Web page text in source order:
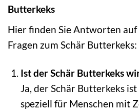
Butterkeks
Hier finden Sie Antworten
Fragen zum Schär Butterkeks:
Ist der Schär Butterkeks
Ja, der Schär Butterkeks
speziell für Menschen mit